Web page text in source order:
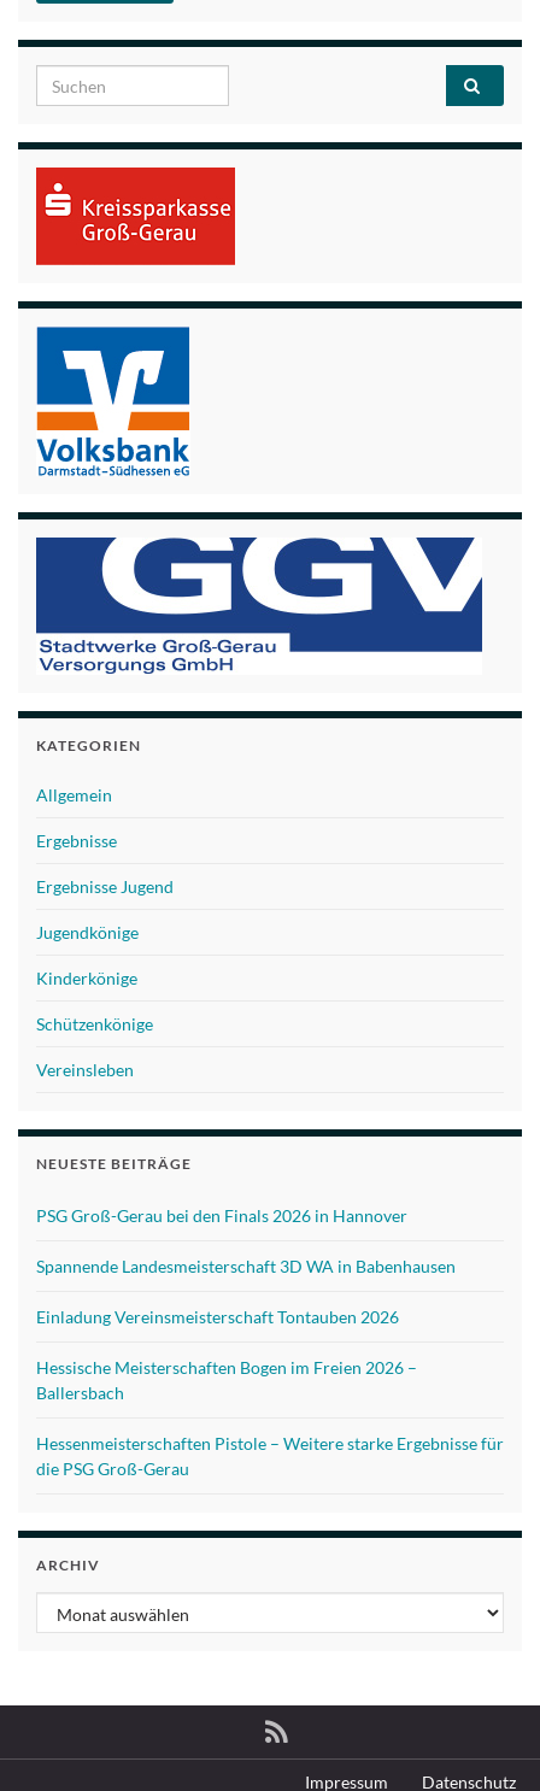
Search for:
KATEGORIEN
Allgemein
Ergebnisse
Ergebnisse Jugend
Jugendkönige
Kinderkönige
Schützenkönige
Vereinsleben
NEUESTE BEITRÄGE
PSG Groß-Gerau bei den Finals 2026 in Hannover
Spannende Landesmeisterschaft 3D WA in Babenhausen
Einladung Vereinsmeisterschaft Tontauben 2026
Hessische Meisterschaften Bogen im Freien 2026 –
Ballersbach
Hessenmeisterschaften Pistole – Weitere starke Ergebnisse für
die PSG Groß-Gerau
ARCHIV
Archiv
Impressum Datenschutz